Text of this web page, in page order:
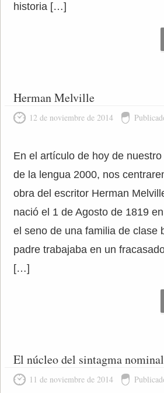
historia […]
Herman Melville
12 de noviembre de 2014
En el artículo de hoy de
de la lengua 2000, nos
obra del escritor Herman
nació el 1 de Agosto de 1819
el seno de una familia de clase
padre trabajaba en un
[…]
El núcleo del sintagma
11 de noviembre de 2014